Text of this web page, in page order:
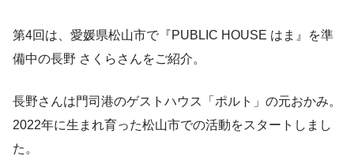
第4回は、愛媛県松山市で『PUBLIC HOUSE はま』を準
備中の長野 さくらさんをご紹介。
長野さんは門司港のゲストハウス「ポルト」の元おかみ。
2022年に生まれ育った松山市での活動をスタートしまし
た。